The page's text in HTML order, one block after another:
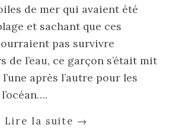
de mer qui avaient été
et sachant que ces
pas survivre
de l’eau, ce garçon s’était mit
après l’autre pour les
Lire la suite →